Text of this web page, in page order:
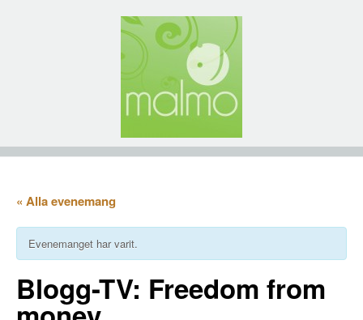
« Alla evenemang
Evenemanget har varit.
Blogg-TV: Freedom from